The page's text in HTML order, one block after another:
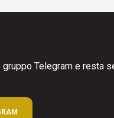
Telegram e resta